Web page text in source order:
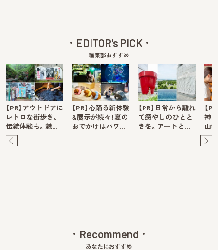
EDITOR's PICK
編集部おすすめ
【PR】アウトドアに
レトロな街歩き、
伝統体験も。魅…
【PR】心踊る新体験
&展示が続々！夏の
おでかけはパワ…
【PR】日常から離れ
て癒やしのひとと
きを。アートと…
【
神
山
Recommend
あなたにおすすめ